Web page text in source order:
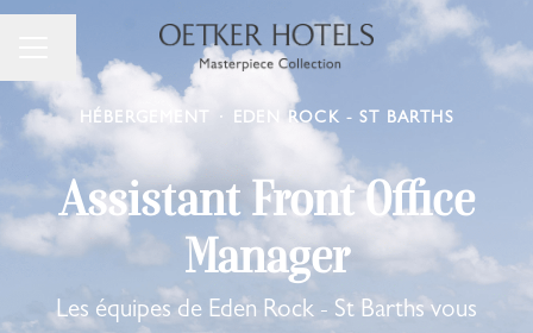
Menu carrière
Changer la langue
HÉBERGEMENT · EDEN ROCK - ST BARTHS
Assistant Front Office
Manager
Les équipes de Eden Rock - St Barths vous